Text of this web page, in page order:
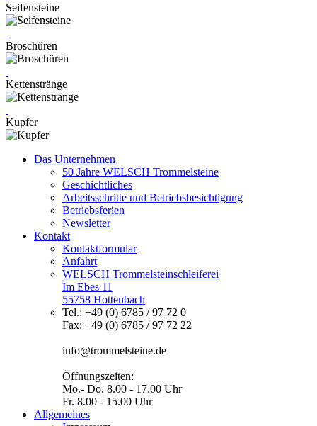
Seifensteine
Broschüren
Kettenstränge
Kupfer
Das Unternehmen
50 Jahre WELSCH Trommelsteine
Geschichtliches
Arbeitsschritte und Betriebsbesichtigung
Betriebsferien
Newsletter
Kontakt
Kontaktformular
Anfahrt
WELSCH Trommelsteinschleiferei
Im Ebes 11
55758 Hottenbach
Tel.: +49 (0) 6785 / 97 72 0
Fax: +49 (0) 6785 / 97 72 22
info@trommelsteine.de
Öffnungszeiten:
Mo.- Do. 8.00 - 17.00 Uhr
Fr. 8.00 - 15.00 Uhr
Allgemeines